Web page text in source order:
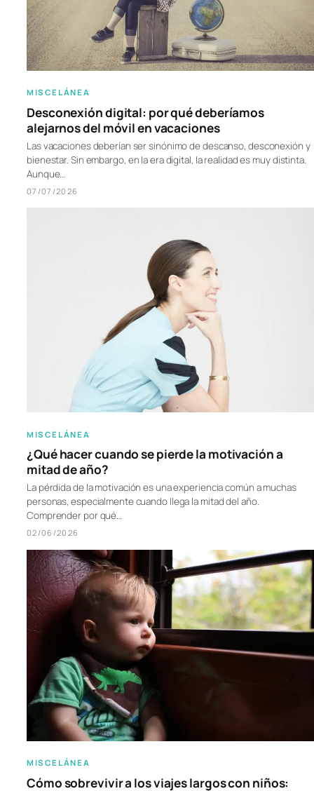
MISCELÁNEA
Desconexión digital: por qué deberíamos
alejarnos del móvil en vacaciones
Las vacaciones deberían ser sinónimo de descanso, desconexión y
bienestar. Sin embargo, en la era digital, la realidad es muy distinta.
Aunque…
07/07/2026
MISCELÁNEA
¿Qué hacer cuando se pierde la motivación a
mitad de año?
La pérdida de la motivación es una experiencia común a muchas
personas, especialmente cuando llega la mitad del año.
Comprender por qué…
02/06/2026
MISCELÁNEA
Cómo sobrevivir a los viajes largos con niños: